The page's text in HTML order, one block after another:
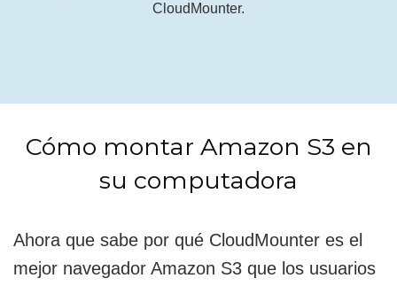
CloudMounter.
Cómo montar Amazon S3 en
su computadora
Ahora que sabe por qué CloudMounter es el
mejor navegador Amazon S3 que los usuarios